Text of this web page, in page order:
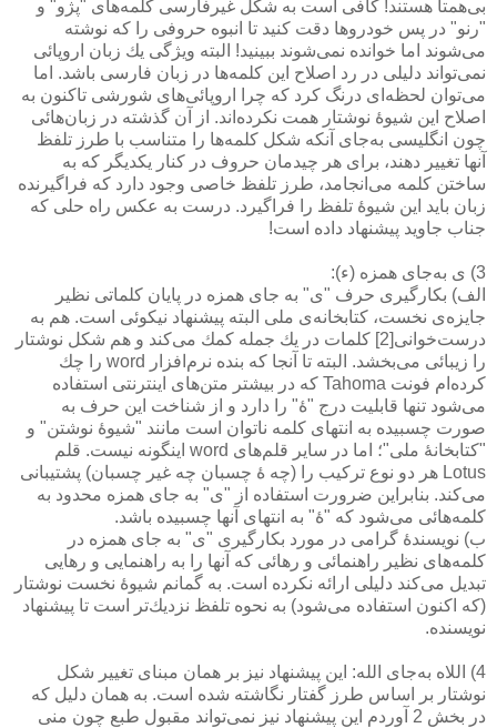
بی‌همتا هستند! كافی است به شكل غیرفارسی كلمه‌های "پژو" و
"رنو" در پس خودروها دقت كنید تا انبوه حروفی را كه نوشته
می‌شوند اما خوانده نمی‌شوند ببینید! البته ویژگی یك زبان اروپائی
نمی‌تواند دلیلی در رد اصلاح این كلمه‌ها در زبان فارسی باشد. اما
می‌توان لحظه‌ای درنگ كرد كه چرا اروپائی‌های شورشی تاكنون به
اصلاح این شیوۀ نوشتار همت نكرده‌اند. از آن گذشته در زبان‌هائی
چون انگلیسی به‌جای آنكه شكل كلمه‌ها را متناسب با طرز تلفظ
آنها تغییر دهند، برای هر چیدمان حروف در كنار یكدیگر كه به
ساختن كلمه می‌انجامد، طرز تلفظ خاصی وجود دارد كه فراگیرنده
زبان باید این شیوۀ تلفظ را فراگیرد. درست به عكس راه حلی كه
جناب جاوید پیشنهاد داده است!
3) ی به‌جای همزه (ء):
الف) بكارگیری حرف "ی" به جای همزه در پایان كلماتی نظیر
جایزه‌ی نخست، كتابخانه‌ی ملی البته پیشنهاد نیكوئی است. هم به
درست‌خوانی[2] كلمات در یك جمله كمك می‌كند و هم شكل نوشتار
را زیبائی می‌بخشد. البته تا آنجا كه بنده نرم‌افزار word‌ را چك
كرده‌ام فونت Tahoma‌ كه در بیشتر متن‌های اینترنتی استفاده
می‌شود تنها قابلیت درج "ۀ" را دارد و از شناخت این حرف به
صورت چسبیده به انتهای كلمه ناتوان است مانند "شیوۀ نوشتن" و
"كتابخانۀ ملی"؛ اما در سایر قلم‌های word اینگونه نیست. قلم
Lotus هر دو نوع تركیب را (چه ۀ چسبان چه غیر چسبان) پشتیبانی
می‌كند. بنابراین ضرورت استفاده از "ی" به جای همزه محدود به
كلمه‌هائی می‌شود كه "ۀ" به انتهای آنها چسبیده باشد.
ب) نویسندۀ گرامی در مورد بكارگیری "ی" به جای همزه در
كلمه‌های نظیر راهنمائی و رهائی كه آنها را به راهنمایی و رهایی
تبدیل می‌كند دلیلی ارائه نكرده است. به گمانم شیوۀ نخست نوشتار
(كه اكنون استفاده می‌شود) به نحوه تلفظ نزدیك‌تر است تا پیشنهاد
نویسنده.
4) اللاه به‌جای الله: این پیشنهاد نیز بر همان مبنای تغییر شكل
نوشتار بر اساس طرز گفتار نگاشته شده است. به همان دلیل كه
در بخش 2 آوردم این پیشنهاد نیز نمی‌تواند مقبول طبع چون منی